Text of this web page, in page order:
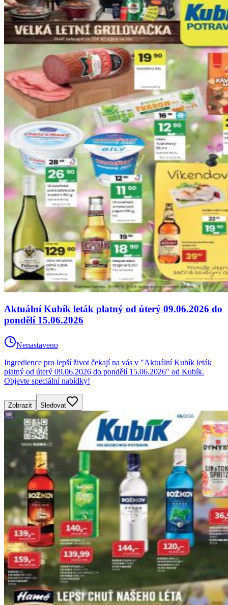
Aktuální Kubík leták platný od úterý 09.06.2026 do
pondělí 15.06.2026
Nenastaveno
Ingredience pro lepší život čekají na vás v "Aktuální Kubík leták
platný od úterý 09.06.2026 do pondělí 15.06.2026" od Kubík.
Objevte speciální nabídky!
Zobrazit Sledovat